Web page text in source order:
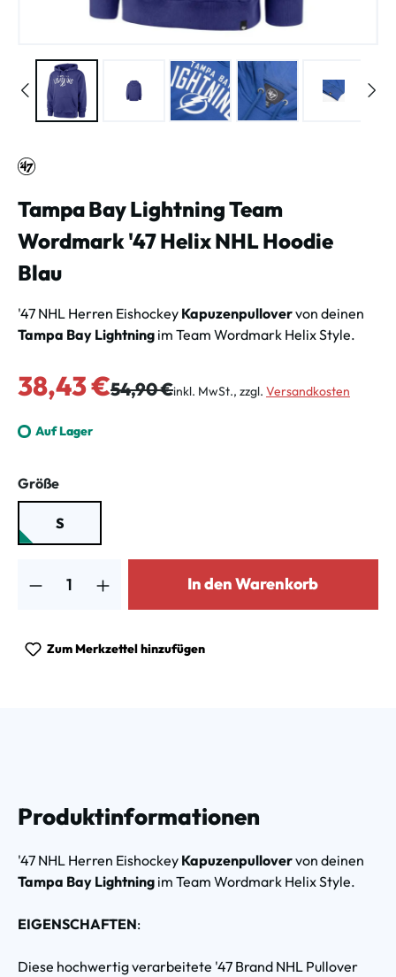
Tampa Bay Lightning Team
Wordmark '47 Helix NHL Hoodie
Blau
'47 NHL Herren Eishockey Kapuzenpullovervon deinen
Tampa Bay Lightning im Team Wordmark Helix Style.
Verkaufspreis:
38,43 €Regulärer Preis:
54,90 €inkl. MwSt., zzgl. Versandkosten
Auf Lager
Größeauswählen
S
In den Warenkorb
Zum Merkzettel hinzufügen
Produktinformationen
'47 NHL Herren Eishockey Kapuzenpullovervon deinen
Tampa Bay Lightning im Team Wordmark Helix Style.
EIGENSCHAFTEN:
Diese hochwertig verarbeitete '47 Brand NHL Pullover